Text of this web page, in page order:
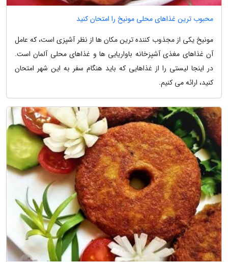
محبوب ترین غذاهای محلی مونیخ را امتحان کنید
مونیخ یکی از مجذوب کننده ترین مکان ها از نظر آشپزی است، که عامل
آن غذاهای مغذی آشپزخانه باواریایی ها و غذاهای محلی آلمان است.
در اینجا لیستی را از غذاهایی که باید هنگام سفر به این شهر امتحان
کنید، ارائه می کنیم.